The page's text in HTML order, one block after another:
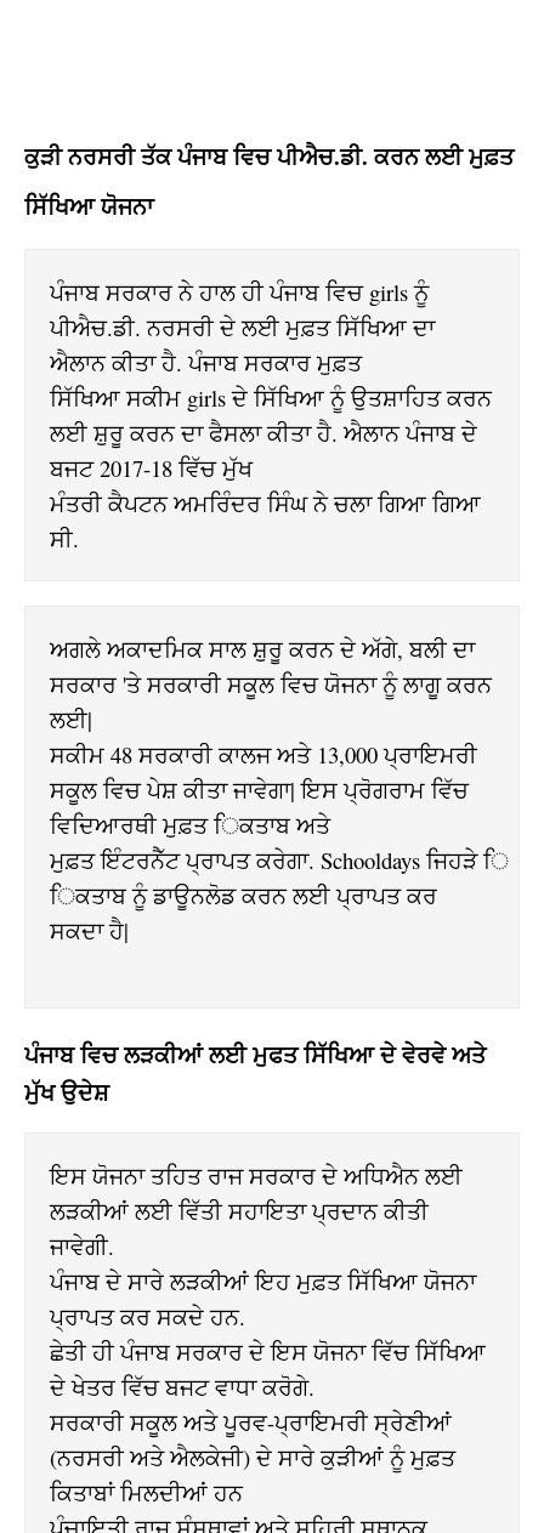
ਕੁੜੀਨਰਸਰੀ ਤੱਕ ਪੰਜਾਬ ਵਿਚ ਪੀਐਚ.ਡੀ. ਕਰਨ ਲਈ ਮੁਫ਼ਤ
ਸਿੱਖਿਆ ਯੋਜਨਾ
ਪੰਜਾਬ ਸਰਕਾਰ ਨੇ ਹਾਲ ਹੀ ਪੰਜਾਬ ਵਿਚ girls ਨੂੰ
ਪੀਐਚ.ਡੀ. ਨਰਸਰੀ ਦੇ ਲਈ ਮੁਫ਼ਤ ਸਿੱਖਿਆ ਦਾ
ਐਲਾਨ ਕੀਤਾ ਹੈ. ਪੰਜਾਬ ਸਰਕਾਰ ਮੁਫ਼ਤ
ਸਿੱਖਿਆ ਸਕੀਮ girls ਦੇ ਸਿੱਖਿਆ ਨੂੰ ਉਤਸ਼ਾਹਿਤ ਕਰਨ
ਲਈ ਸ਼ੁਰੂ ਕਰਨ ਦਾ ਫੈਸਲਾ ਕੀਤਾ ਹੈ. ਐਲਾਨ ਪੰਜਾਬ ਦੇ
ਬਜਟ 2017-18 ਵਿੱਚ ਮੁੱਖ
ਮੰਤਰੀ ਕੈਪਟਨ ਅਮਰਿੰਦਰ ਸਿੰਘ ਨੇ ਚਲਾ ਗਿਆ ਗਿਆ
ਸੀ.
ਅਗਲੇ ਅਕਾਦਮਿਕ ਸਾਲ ਸ਼ੁਰੂ ਕਰਨ ਦੇ ਅੱਗੇ, ਬਲੀ ਦਾ
ਸਰਕਾਰ 'ਤੇ ਸਰਕਾਰੀ ਸਕੂਲ ਵਿਚ ਯੋਜਨਾ ਨੂੰ ਲਾਗੂ ਕਰਨ
ਲਈ|
ਸਕੀਮ 48 ਸਰਕਾਰੀ ਕਾਲਜ ਅਤੇ 13,000 ਪ੍ਰਾਇਮਰੀ
ਸਕੂਲ ਵਿਚ ਪੇਸ਼ ਕੀਤਾ ਜਾਵੇਗਾ| ਇਸ ਪ੍ਰੋਗਰਾਮ ਵਿੱਚ
ਵਿਦਿਆਰਥੀ ਮੁਫ਼ਤ ਿਕਤਾਬ ਅਤੇ
ਮੁਫ਼ਤ ਇੰਟਰਨੈੱਟ ਪ੍ਰਾਪਤ ਕਰੇਗਾ. Schooldays ਜਿਹੜੇ
ਿਕਤਾਬ ਨੂੰ ਡਾਊਨਲੋਡ ਕਰਨ ਲਈ ਪ੍ਰਾਪਤ ਕਰ
ਸਕਦਾ ਹੈ|
ਪੰਜਾਬ ਵਿਚ ਲੜਕੀਆਂ ਲਈ ਮੁਫਤ ਸਿੱਖਿਆ ਦੇ ਵੇਰਵੇ ਅਤੇ
ਮੁੱਖ ਉਦੇਸ਼
ਇਸ ਯੋਜਨਾ ਤਹਿਤ ਰਾਜ ਸਰਕਾਰ ਦੇ ਅਧਿਐਨ ਲਈ
ਲੜਕੀਆਂ ਲਈ ਵਿੱਤੀ ਸਹਾਇਤਾ ਪ੍ਰਦਾਨ ਕੀਤੀ
ਜਾਵੇਗੀ.
ਪੰਜਾਬ ਦੇ ਸਾਰੇ ਲੜਕੀਆਂ ਇਹ ਮੁਫ਼ਤ ਸਿੱਖਿਆ ਯੋਜਨਾ
ਪ੍ਰਾਪਤ ਕਰ ਸਕਦੇ ਹਨ.
ਛੇਤੀ ਹੀ ਪੰਜਾਬ ਸਰਕਾਰ ਦੇ ਇਸ ਯੋਜਨਾ ਵਿੱਚ ਸਿੱਖਿਆ
ਦੇ ਖੇਤਰ ਵਿੱਚ ਬਜਟ ਵਾਧਾ ਕਰੋਗੇ.
ਸਰਕਾਰੀ ਸਕੂਲ ਅਤੇ ਪੂਰਵ-ਪ੍ਰਾਇਮਰੀ ਸ੍ਰੇਣੀਆਂ
(ਨਰਸਰੀ ਅਤੇ ਐਲਕੇਜੀ) ਦੇ ਸਾਰੇ ਕੁੜੀਆਂ ਨੂੰ ਮੁਫ਼ਤ
ਕਿਤਾਬਾਂ ਮਿਲਦੀਆਂ ਹਨ